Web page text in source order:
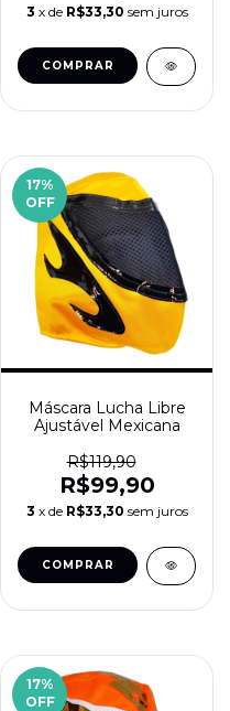
3 x de R$33,30 sem juros
17%
OFF
Máscara Lucha Libre
Ajustável Mexicana
R$119,90
R$99,90
3 x de R$33,30 sem juros
17%
OFF